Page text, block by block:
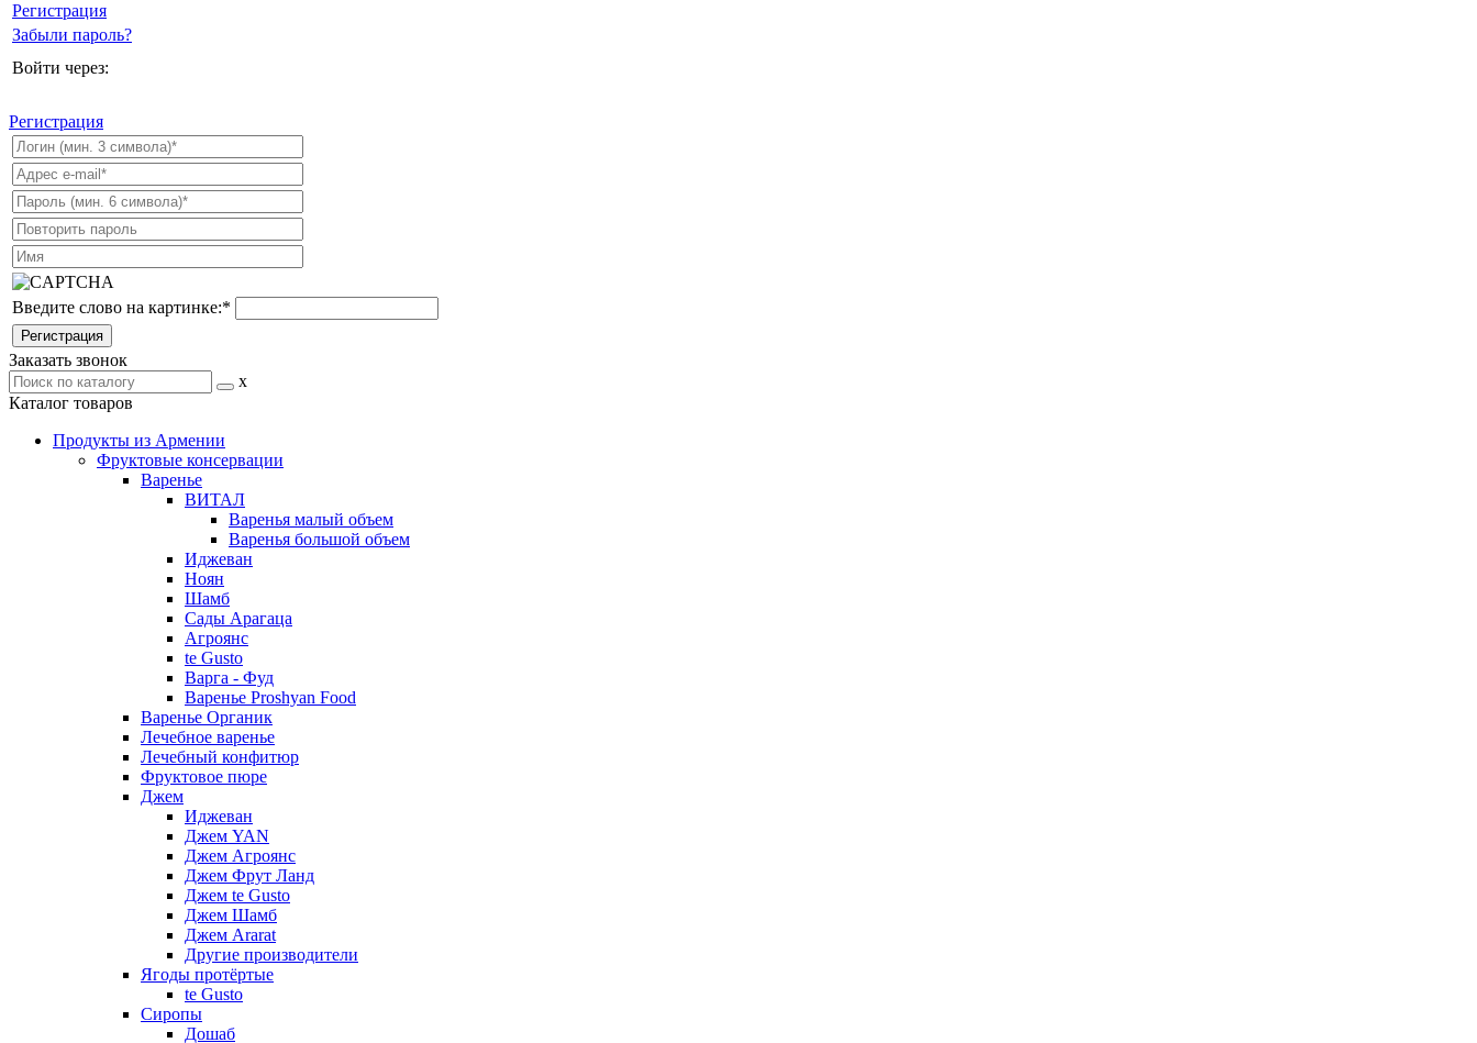
Регистрация
Забыли пароль?
Войти через:
Регистрация
Введите слово на картинке:*
Заказать звонок
x
Каталог товаров
Продукты из Армении
Фруктовые консервации
Варенье
ВИТАЛ
Варенья малый объем
Варенья большой объем
Иджеван
Ноян
Шамб
Сады Арагаца
Агроянс
te Gusto
Варга - Фуд
Варенье Proshyan Food
Варенье Органик
Лечебное варенье
Лечебный конфитюр
Фруктовое пюре
Джем
Иджеван
Джем YAN
Джем Агроянс
Джем Фрут Ланд
Джем te Gusto
Джем Шамб
Джем Ararat
Другие производители
Ягоды протёртые
te Gusto
Сиропы
Дошаб